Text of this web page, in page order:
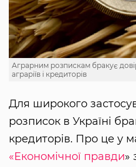
Аграрним розпискам бракує
аграріїв і кредиторів
Для широкого
розписок в Україні
кредиторів. Про це у
«Економічної правди»